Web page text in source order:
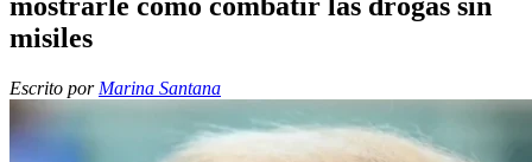
mostrarle cómo combatir las drogas sin
misiles
Escrito por Marina Santana